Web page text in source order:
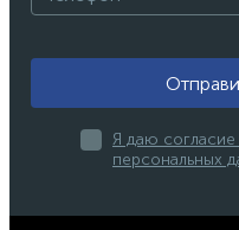
Я даю
персональных